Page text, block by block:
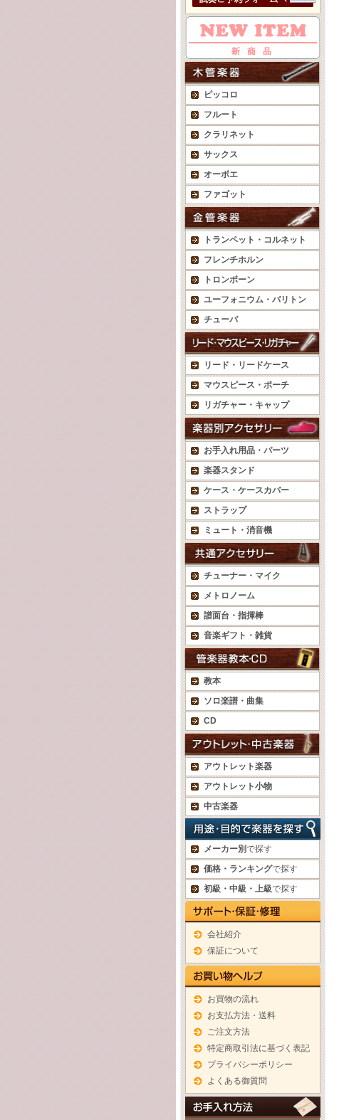
ピッコロ
フルート
クラリネット
サックス
オーボエ
ファゴット
トランペット・コルネット
フレンチホルン
トロンボーン
ユーフォニウム・バリトン
チューバ
リード・リードケース
マウスピース・ポーチ
リガチャー・キャップ
お手入れ用品・パーツ
楽器スタンド
ケース・ケースカバー
ストラップ
ミュート・消音機
チューナー・マイク
メトロノーム
譜面台・指揮棒
音楽ギフト・雑貨
教本
ソロ楽譜・曲集
CD
アウトレット楽器
アウトレット小物
中古楽器
メーカー別で探す
価格・ランキングで探す
初級・中級・上級で探す
会社紹介
保証について
お買物の流れ
お支払方法・送料
ご注文方法
特定商取引法に基づく表記
プライバシーポリシー
よくある御質問